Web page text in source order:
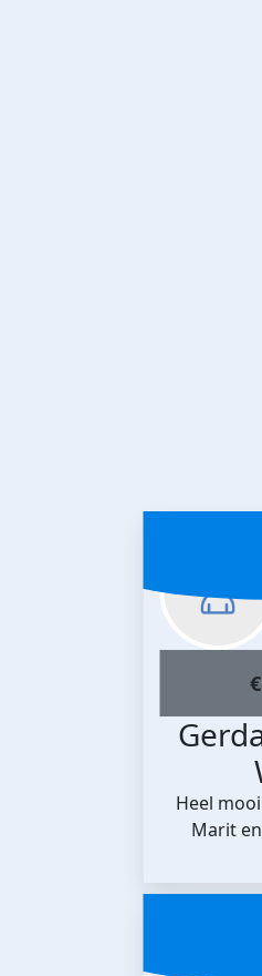
€
Heel
Marit